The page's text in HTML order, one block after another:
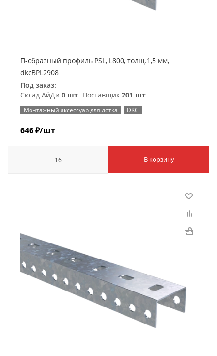
П-образный профиль PSL, L800, толщ.1,5 мм,
dkcBPL2908
Под заказ:
Склад АйДи 0 шт Поставщик 201 шт
Монтажный аксессуар для лотка DKC
646₽/шт
В корзину